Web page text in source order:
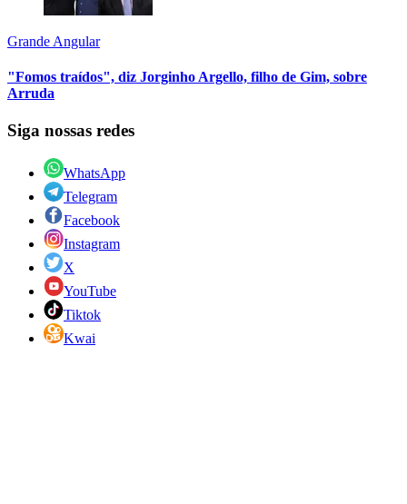
Grande Angular
"Fomos traídos", diz Jorginho Argello, filho de Gim, sobre
Arruda
Siga nossas redes
WhatsApp
Telegram
Facebook
Instagram
X
YouTube
Tiktok
Kwai